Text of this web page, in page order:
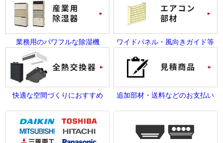
業務用のパワフルな除湿機 ワイドパネル・風向きガイド等
快適な空間づくりにおすすめ 追加部材・送料などのお支払い